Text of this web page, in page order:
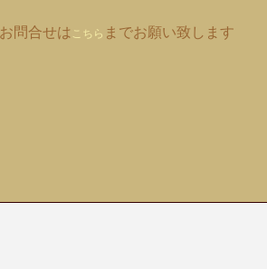
お問合せは こちら までお願い致します